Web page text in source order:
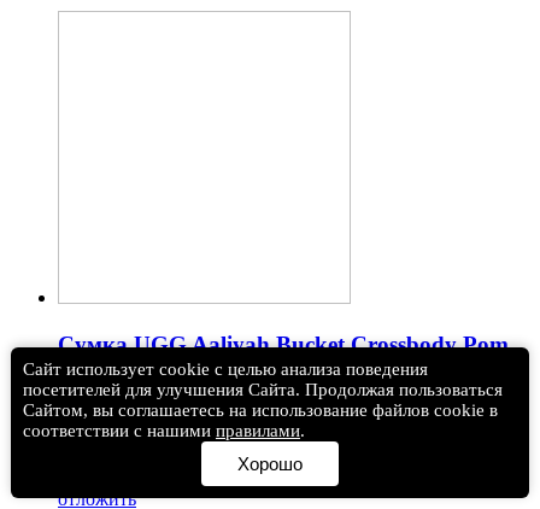
Сумка UGG Aaliyah Bucket Crossbody Pom
Chestnut
(0)6 990 руб.
отложить
Сайт использует cookie с целью анализа поведения
посетителей для улучшения Сайта. Продолжая пользоваться
Сайтом, вы соглашаетесь на использование файлов cookie в
соответствии с нашими правилами.
Хорошо